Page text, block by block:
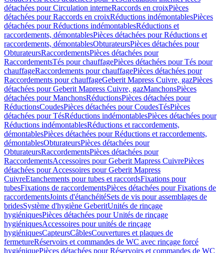
détachées pour Circulation interneRaccords en croixPièces
détachées pour Raccords en croixRéductions indémontablesPièces
détachées pour Réductions indémontablesRéductions et
raccordements, démontablesPièces détachées pour Réductions et
raccordements, démontablesObturateursPièces détachées pour
ObturateursRaccordementsPièces détachées pour
RaccordementsTés pour chauffagePièces détachées pour Tés pour
chauffageRaccordements pour chauffagePièces détachées pour
Raccordements pour chauffageGeberit Mapress Cuivre, gazPièces
détachées pour Geberit Mapress Cuivre, gazManchonsPièces
détachées pour ManchonsRéductionsPièces détachées pour
RéductionsCoudesPièces détachées pour CoudesTésPièces
détachées pour TésRéductions indémontablesPièces détachées pour
Réductions indémontablesRéductions et raccordements,
démontablesPièces détachées pour Réductions et raccordements,
démontablesObturateursPièces détachées pour
ObturateursRaccordementsPièces détachées pour
RaccordementsAccessoires pour Geberit Mapress CuivrePièces
détachées pour Accessoires pour Geberit Mapress
CuivreEtanchements pour tubes et raccordsFixations pour
tubesFixations de raccordementsPièces détachées pour Fixations de
raccordementsJoints d'étanchéitéSets de vis pour assemblages de
bridesSystème d'hygiène GeberitUnités de rinçage
hygiéniquesPièces détachées pour Unités de rinçage
hygiéniquesAccessoires pour unités de rinçage
hygiéniquesCapteursCâblesCouvertures et plaques de
fermetureRéservoirs et commandes de WC avec rinçage forcé
hygiéniquePièces détachées pour Réservoirs et commandes de WC